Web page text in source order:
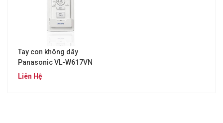
Tay con không dây
Panasonic VL-W617VN
Liên Hệ